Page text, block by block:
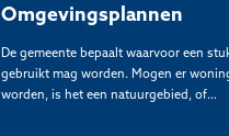
Omgevingsplannen
De gemeente bepaalt waarvoor een
gebruikt mag worden. Mogen er
worden, is het een natuurgebied, of…